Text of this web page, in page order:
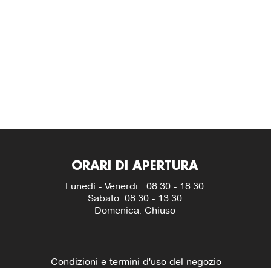
ORARI DI APERTURA
Lunedì - Venerdi : 08:30 - 18:30
Sabato: 08:30 - 13:30
Domenica: Chiuso
Condizioni e termini d'uso del negozio